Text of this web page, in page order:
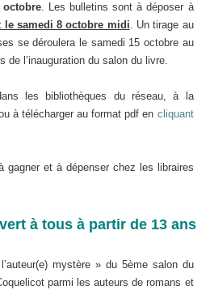
octobre. Les bulletins sont à déposer à
le samedi 8 octobre midi. Un tirage au
se déroulera le samedi 15 octobre au
de l’inauguration du salon du livre.
les bibliothèques du réseau, à la
à télécharger au format pdf en cliquant
gagner et à dépenser chez les libraires
à tous à partir de 13 ans
mystère » du 5ème salon du
parmi les auteurs de romans et